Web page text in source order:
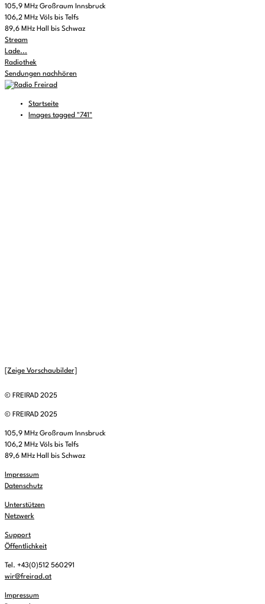
105,9 MHz Großraum Innsbruck
106,2 MHz Völs bis Telfs
89,6 MHz Hall bis Schwaz
Stream
Lade...
Radiothek
Sendungen nachhören
Startseite
Images tagged "741"
[Zeige Vorschaubilder]
© FREIRAD 2025
© FREIRAD 2025
105,9 MHz Großraum Innsbruck
106,2 MHz Völs bis Telfs
89,6 MHz Hall bis Schwaz
Impressum
Datenschutz
Unterstützen
Netzwerk
Support
Öffentlichkeit
Tel. +43(0)512 560291
wir@freirad.at
Impressum